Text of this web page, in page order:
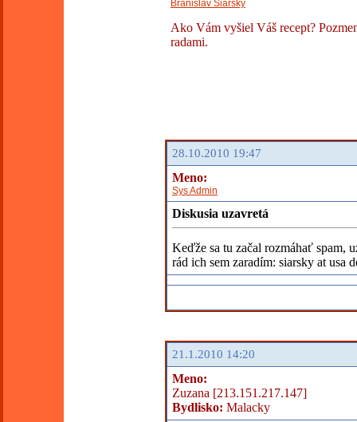
Branislav Siarsky
Ako Vám vyšiel Váš recept?
radami.
28.10.2010 19:47
Meno:
Sys Admin
Diskusia uzavretá
Keďže sa tu začal rozmáhať spam,
rád ich sem zaradím: siarsky at usa
21.1.2010 14:20
Meno:
Zuzana [213.151.217.147]
Bydlisko: Malacky